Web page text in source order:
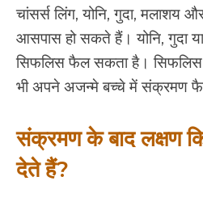
चांसर्स लिंग, योनि, गुदा, मलाशय
आसपास हो सकते हैं। योनि, गुदा
सिफलिस फैल सकता है। सिफलिस से
भी अपने अजन्मे बच्चे में संक्रमण
संक्रमण के बाद लक्षण
देते हैं?